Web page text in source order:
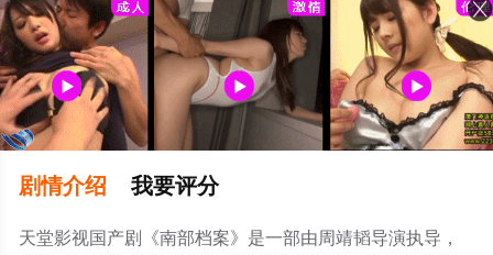
剧情介绍 我要评分
天堂影视国产剧《南部档案》是一部由周靖韬导演执导，